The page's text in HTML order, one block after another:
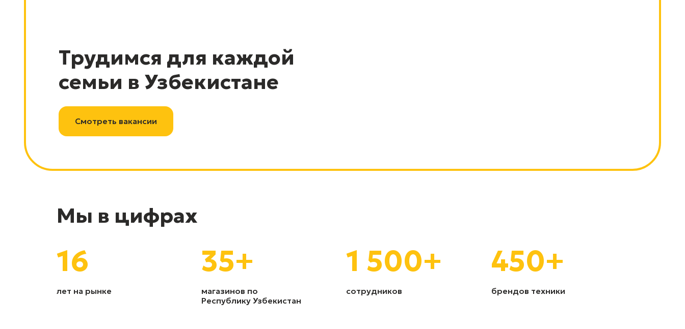
Трудимся для каждой
семьи в Узбекистане
Смотреть вакансии
Мы в цифрах
16
лет на рынке
35+
магазинов по
Республику Узбекистан
1 500+
сотрудников
450+
брендов техники